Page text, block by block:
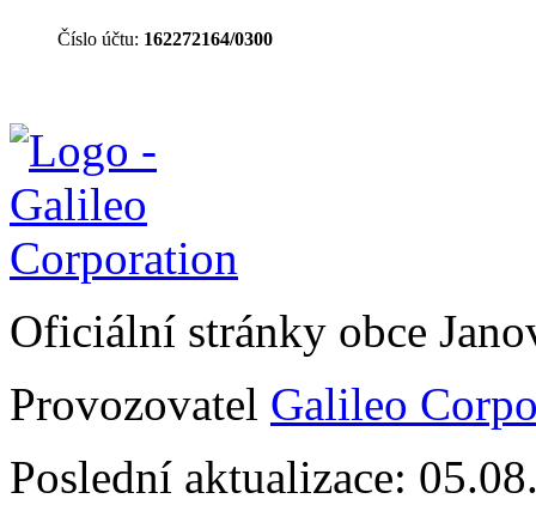
Číslo účtu: 162272164/0300
Oficiální stránky obce
Provozovatel Galileo
Poslední aktualizace: